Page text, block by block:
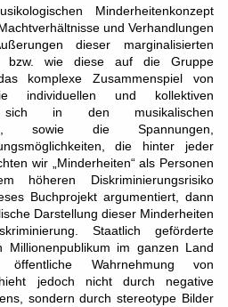
Minderheitenkonzept
und Verhandlungen
dieser marginalisierten
bzw. wie diese auf die Gruppe
komplexe Zusammenspiel von
individuellen und kollektiven
sich in den musikalischen
sowie die Spannungen,
die hinter jeder
wir „Minderheiten“ als Personen
höheren Diskriminierungsrisiko
Buchprojekt argumentiert, dann
Darstellung dieser Minderheiten
Staatlich geförderte
Millionenpublikum im ganzen Land
Wahrnehmung von
jedoch nicht durch negative
sondern durch stereotype Bilder